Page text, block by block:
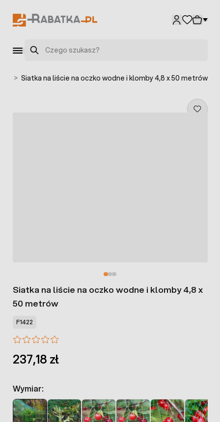
Szukaj
> Siatka na liście na oczko wodne i klomby 4,8 x 50 metrów
Siatka na liście na oczko wodne i klomby 4,8 x
50 metrów
F1422
237,18 zł
Wymiar: